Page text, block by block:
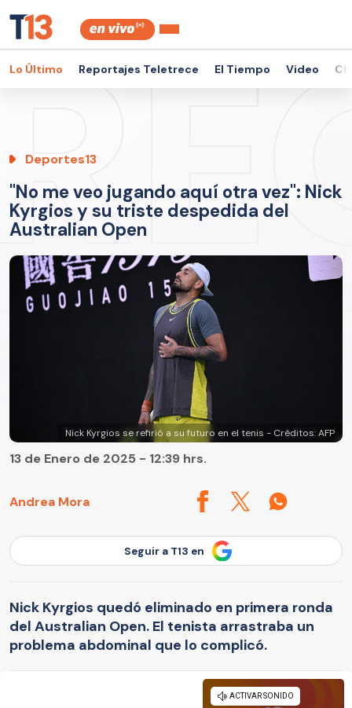
Lo Último Reportajes Teletrece El Tiempo Video
Deportes13
"No me veo jugando aquí otra vez": Nick
Kyrgios y su triste despedida del
Australian Open
Nick Kyrgios se refirió a su futuro en el tenis - Créditos: AFP
Andrea Mora
13 de Enero de 2025 - 12:39 hrs.
Seguir a T13 en
Nick Kyrgios quedó eliminado en primera ronda
del Australian Open. El tenista arrastraba un
problema abdominal que lo complicó.